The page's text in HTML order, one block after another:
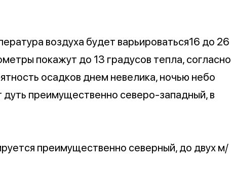
воздуха будет варьироваться16 до 26
покажут до 13 градусов тепла, согласно
осадков днем невелика, ночью небо
дуть преимущественно северо-западный, в
преимущественно северный, до двух м/